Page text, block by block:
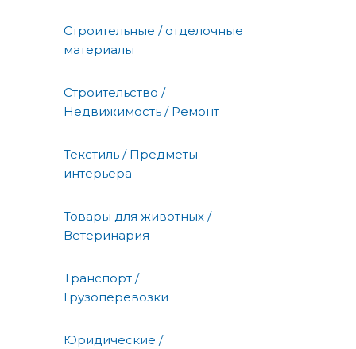
Строительные / отделочные
материалы
Строительство /
Недвижимость / Ремонт
Текстиль / Предметы
интерьера
Товары для животных /
Ветеринария
Транспорт /
Грузоперевозки
Юридические /